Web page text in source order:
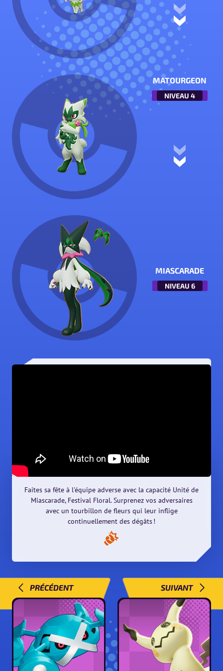
MATOURGEON
NIVEAU4
MIASCARADE
NIVEAU 6
Faites sa fête à l'équipe adverse avec la capacité Unité de
Miascarade, Festival Floral. Surprenez vos adversaires
avec un tourbillon de fleurs qui leur inflige
continuellement des dégâts !
PRÉCÉDENT SUIVANT